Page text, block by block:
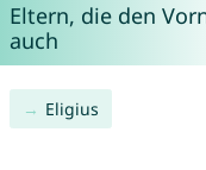
Eltern, die den
auch
Eligius